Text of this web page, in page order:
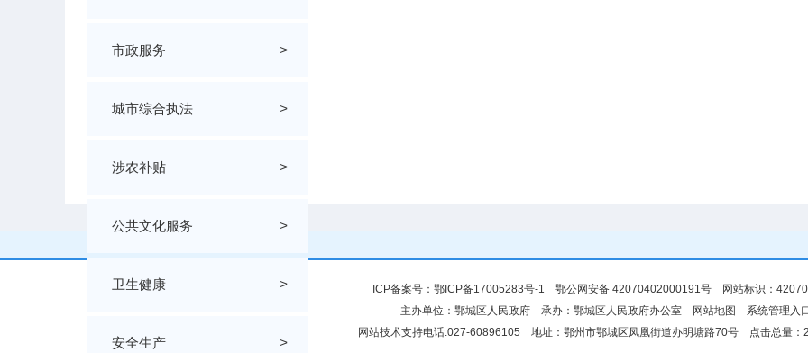
市政服务 >
城市综合执法 >
涉农补贴 >
公共文化服务 >
卫生健康 >
安全生产 >
ICP备案号： 鄂ICP备17005283号-1 鄂公网安备 42070402000191号 网站标识：
主办单位：鄂城区人民政府 承办：鄂城区人民政府办公室
网站地图
系统管理入
网站技术支持电话:027-60896105 地址：鄂州市鄂城区凤凰街道办明塘路70号 点击总量：